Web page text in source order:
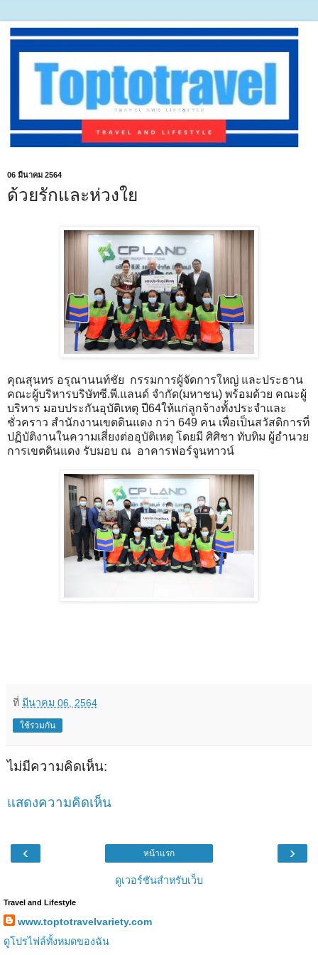
06 มีนาคม 2564
ด้วยรักและห่วงใย
คุณสุนทร อรุณานนท์ชัย กรรมการผู้จัดการใหญ่ และประธาน
คณะผู้บริหารบริษัทซี.พี.แลนด์ จำกัด(มหาชน) พร้อมด้วย คณะผู้
บริหาร มอบประกันอุบัติเหตุ ปี64ให้แก่ลูกจ้างทั้งประจำและ
ชั่วคราว สำนักงานเขตดินแดง กว่า 649 คน เพื่อเป็นสวัสดิการที่
ปฏิบัติงานในความเสี่ยงต่ออุบัติเหตุ โดยมี ศิศิชา ทับทิม ผู้อำนวย
การเขตดินแดง รับมอบ ณ อาคารฟอร์จูนทาวน์
ที่ มีนาคม 06, 2564
ใช้ร่วมกัน
ไม่มีความคิดเห็น:
แสดงความคิดเห็น
‹ ›
หน้าแรก
ดูเวอร์ชันสำหรับเว็บ
Travel and Lifestyle
www.toptotravelvariety.com
ดูโปรไฟล์ทั้งหมดของฉัน